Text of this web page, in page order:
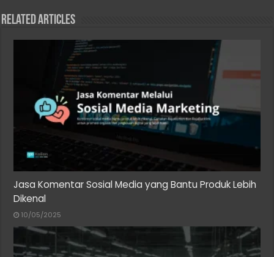
Related Articles
Jasa Komentar Sosial Media yang Bantu Produk Lebih
Dikenal
10/05/2025